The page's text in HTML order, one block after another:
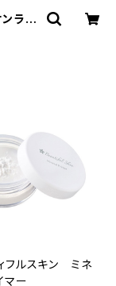
ライ
フルスキン ミネ
マー